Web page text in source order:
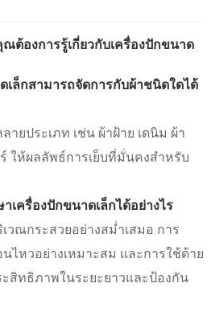
ต้องการรู้เกี่ยวกับเครื่องปักขนาด
เล็กสามารถจัดการกับผ้าชนิดใดได้
ายประเภท เช่น ผ้าฝ้าย เดนิม ผ้า
ให้ผลลัพธ์การเย็บที่มั่นคงสำหรับ
เครื่องปักขนาดเล็กได้อย่างไร
วณกระสวยอย่างสม่ำเสมอ การ
หวอย่างเหมาะสม และการใช้ด้าย
สิทธิภาพในระยะยาวและป้องกัน